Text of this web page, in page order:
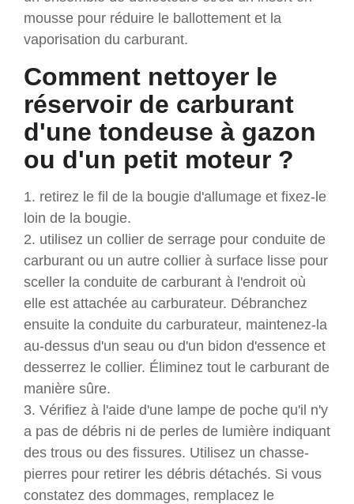
mousse pour réduire le ballottement et la
vaporisation du carburant.
Comment nettoyer le
réservoir de carburant
d'une tondeuse à gazon
ou d'un petit moteur ?
1. retirez le fil de la bougie d'allumage et fixez-le
loin de la bougie.
2. utilisez un collier de serrage pour conduite de
carburant ou un autre collier à surface lisse pour
sceller la conduite de carburant à l'endroit où
elle est attachée au carburateur. Débranchez
ensuite la conduite du carburateur, maintenez-la
au-dessus d'un seau ou d'un bidon d'essence et
desserrez le collier. Éliminez tout le carburant de
manière sûre.
3. Vérifiez à l'aide d'une lampe de poche qu'il n'y
a pas de débris ni de perles de lumière indiquant
des trous ou des fissures. Utilisez un chasse-
pierres pour retirer les débris détachés. Si vous
constatez des dommages, remplacez le